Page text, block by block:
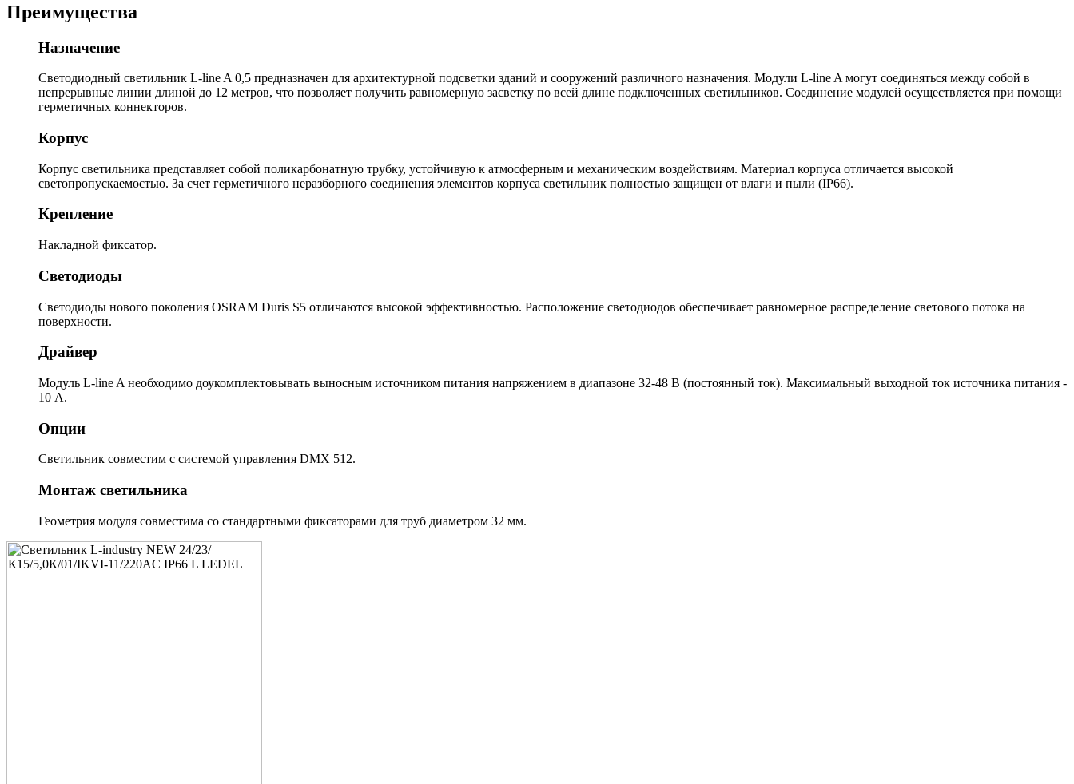
Преимущества
Назначение
Светодиодный светильник L-line A 0,5 предназначен для архитектурной подсветки зданий и сооружений различного назначения. Модули L-line A могут соединяться между собой в
непрерывные линии длиной до 12 метров, что позволяет получить равномерную засветку по всей длине подключенных светильников. Соединение модулей осуществляется при помощи
герметичных коннекторов.
Корпус
Корпус светильника представляет собой поликарбонатную трубку, устойчивую к атмосферным и механическим воздействиям. Материал корпуса отличается высокой
светопропускаемостью. За счет герметичного неразборного соединения элементов корпуса светильник полностью защищен от влаги и пыли (IP66).
Крепление
Накладной фиксатор.
Светодиоды
Светодиоды нового поколения OSRAM Duris S5 отличаются высокой эффективностью. Расположение светодиодов обеспечивает равномерное распределение светового потока на
поверхности.
Драйвер
Модуль L-line A необходимо доукомплектовывать выносным источником питания напряжением в диапазоне 32-48 В (постоянный ток). Максимальный выходной ток источника питания -
10 А.
Опции
Светильник совместим с системой управления DMX 512.
Монтаж светильника
Геометрия модуля совместима со стандартными фиксаторами для труб диаметром 32 мм.